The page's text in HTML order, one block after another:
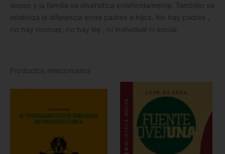
deseo y la familia se diversifica indefinidamente. También se
relativiza la diferencia entre padres e hijos. No hay padres ,
no hay normas, no hay ley , ni individual ni social.
Productos relacionados